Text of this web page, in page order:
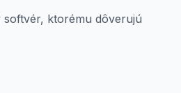
ktorému dôverujú